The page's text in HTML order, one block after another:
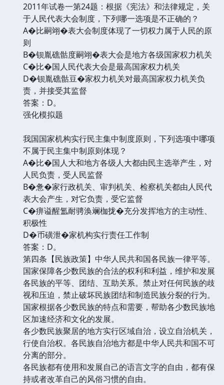
2011年试卷一第24题：根据《宪法》和法律规定，关
于人民代表大会制度，下列哪一选项是不正确的？
A�比嗣翊�表大会制度体现了一切权力属于人民的原
则
B�钡胤礁骷度嗣翊�表大会是地方各级国家权力机关
C�比�国人民代表大会是最高国家权力机关
D�钡胤礁骷豆�家权力机关对最高国家权力机关负
责，并接受其监督
答案：D。
强化模拟题
我国国家机构实行民主集中制度原则，下列选项中哪项
不属于民主集中制原则体现？
A�比�国人大和地方各级人大都由民主选举产生，对
人民负责，受人民监督
B�惫�家行政机关、审判机关、检察机关都由人民代
表大会产生，对它负责，受它监督
C�痹谥醒氲耐骋涣斓枷拢�充分发挥地方的主动性、
积极性
D�币磺泄�家机构实行责任工作制
答案：D。
第四条【民族政策】中华人民共和国各民族一律平等。
国家保障各少数民族的合法的权利和利益，维护和发展
各民族的平等、团结、互助关系。禁止对任何民族的歧
视和压迫，禁止破坏民族团结和制造民族分裂的行为。
国家根据各少数民族的特点和需要，帮助各少数民族地
区加速经济和文化的发展。
各少数民族聚居的地方实行区域自治，设立自治机关，
行使自治权。各民族自治地方都是中华人民共和国不可
分离的部分。
各民族都有使用和发展自己的语言文字的自由，都有保
持或者改革自己的风俗习惯的自由。